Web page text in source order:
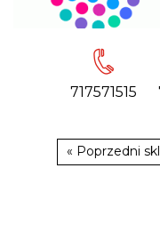
717571515
« Poprzedni